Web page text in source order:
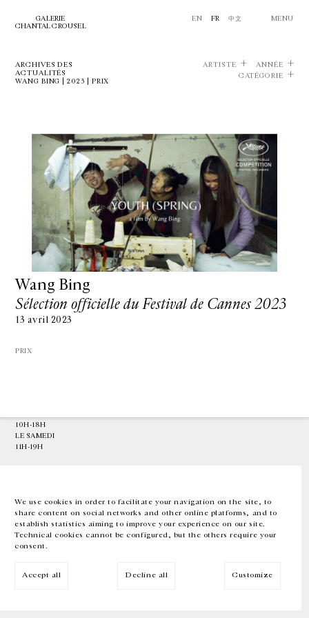
We use cookies in order to facilitate your navigation on the site, to
share content on social networks and other online platforms, and to
establish statistics aiming to improve your experience on our site.
Technical cookies cannot be configured, but the others require your
consent.
Accept all Decline all Customize
GALERIE
CHANTAL CROUSEL
EN FR 中文 MENU
ARCHIVES DES
ACTUALITÉS
WANG BING | 2023 | PRIX
ARTISTE
ANNÉE
CATÉGORIE
Wang Bing
Sélection officielle du Festival de Cannes 2023
13 avril 2023
PRIX
10 RUE CHARLOT, 75003 PARIS
10H-18H
LE SAMEDI
11H-19H
EN FR 中文 Facebook Instagram
Inscrivez-vous à notre newsletter